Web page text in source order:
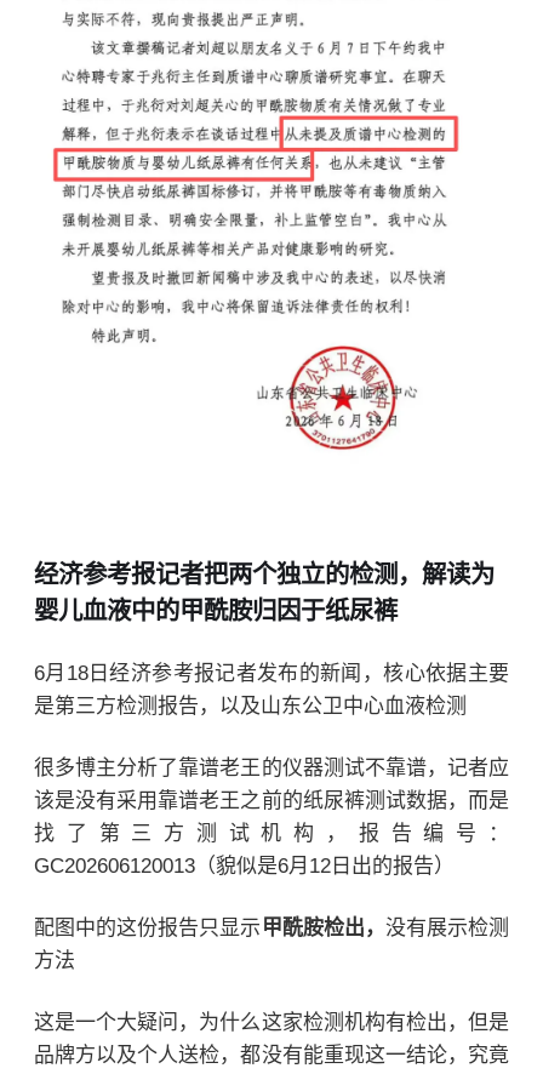
经济参考报记者把两个独立的检测，解读为
婴儿血液中的甲酰胺归因于纸尿裤
6月18日经济参考报记者发布的新闻，核心依据主要
是第三方检测报告，以及山东公卫中心血液检测
很多博主分析了靠谱老王的仪器测试不靠谱，记者应
该是没有采用靠谱老王之前的纸尿裤测试数据，而是
找了第三方测试机构，报告编号：
GC202606120013（貌似是6月12日出的报告）
配图中的这份报告只显示 甲酰胺检出， 没有展示检测
方法
这是一个大疑问，为什么这家检测机构有检出，但是
品牌方以及个人送检，都没有能重现这一结论，究竟